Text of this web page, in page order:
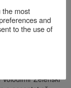
rachete
cu Trump
Zelenski
the most
and
to the use of